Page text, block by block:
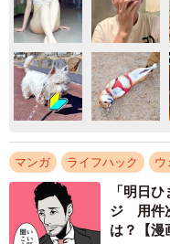
マンガ ライフハック ウ
「明日
ジ 用件
は？【漫